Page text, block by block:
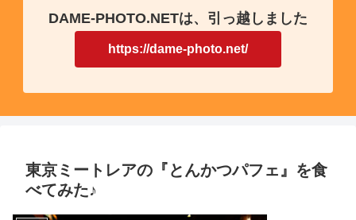
DAME-PHOTO.NETは、引っ越しました
https://dame-photo.net/
東京ミートレアの『とんかつパフェ』を食
べてみた♪